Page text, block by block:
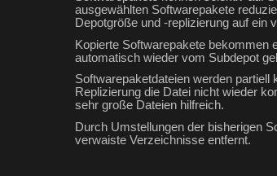
ausgewählten Softwarepakete
Depotgröße und -replizierung auf ein
Kopierte Softwarepakete bekommen
automatisch wieder vom Subdepot
Softwarepaketdateien werden
Replizierung die Datei nicht wieder
sehr große Dateien hilfreich.
Durch Umstellungen der bisherigen
verwaiste Verzeichnisse entfernt.